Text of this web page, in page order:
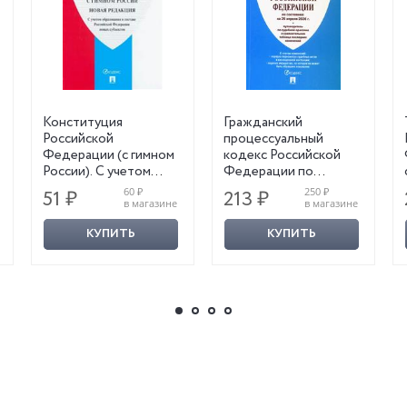
Конституция
Российской
Федерации (с гимном
России). С учетом
образования в составе
Российской
Федерации новых
субъектов
51 ₽
60 ₽
в магазине
КУПИТЬ
Гражданский
процессуальный
кодекс Российской
Федерации по
состоянию на 29
апреля 2026 г. с
таблицей изменений и
с путеводителем по
судебной практике
213 ₽
250 ₽
в магазине
КУПИТЬ